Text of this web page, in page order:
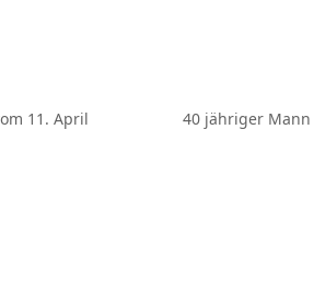
11. April
40 jähriger Mann